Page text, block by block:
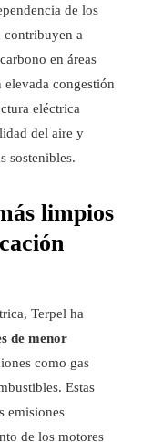
de los
contribuyen a
en áreas
elevada congestión
eléctrica
del aire y
sostenibles.
limpios
Terpel ha
de menor
como gas
Estas
emisiones
de los motores